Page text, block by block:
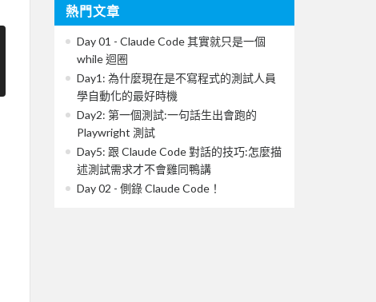
熱門文章
Day 01 - Claude Code 其實就只是一個
while 迴圈
Day1: 為什麼現在是不寫程式的測試人員
學自動化的最好時機
Day2: 第一個測試:一句話生出會跑的
Playwright 測試
Day5: 跟 Claude Code 對話的技巧:怎麼描
述測試需求才不會雞同鴨講
Day 02 - 側錄 Claude Code！